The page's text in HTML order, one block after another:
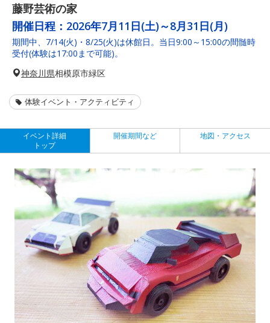
藤野芸術の家
開催日程： 2026年7月11日(土)～8月31日(月)
期間中、7/14(火)・8/25(火)は休館日。当日9:00～15:00の間髄時
受付(体験は17:00まで可能)。
神奈川県相模原市緑区
体験イベント・アクティビティ
イベント詳細
トップ
開催期間など 地図・アクセス